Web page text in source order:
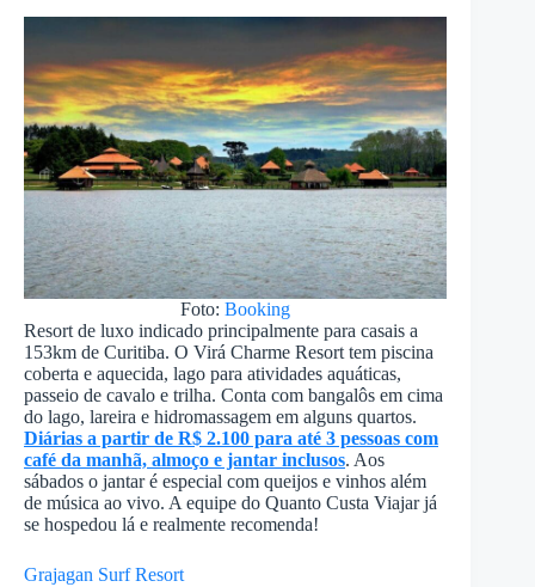
Foto:Booking
Resort de luxo indicado principalmente para casais a
153km de Curitiba. O Virá Charme Resort tem piscina
coberta e aquecida, lago para atividades aquáticas,
passeio de cavalo e trilha. Conta com bangalôs em cima
do lago, lareira e hidromassagem em alguns quartos.
Diárias a partir de R$ 2.100 para até 3 pessoas com
café da manhã, almoço e jantar inclusos. Aos
sábados o jantar é especial com queijos e vinhos além
de música ao vivo. A equipe do Quanto Custa Viajar já
se hospedou lá e realmente recomenda!
Grajagan Surf Resort